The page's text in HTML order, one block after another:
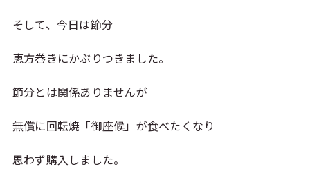
そして、今日は節分
恵方巻きにかぶりつきました。
節分とは関係ありませんが
無償に回転焼「御座候」が食べたくなり
思わず購入しました。